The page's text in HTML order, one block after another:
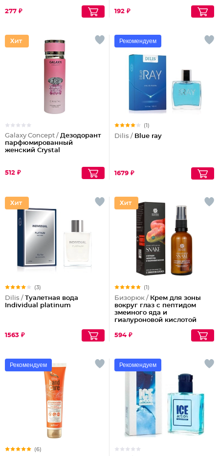
277 ₽ 192 ₽
Galaxy Concept / Дезодорант
парфюмированный
женский Crystal
512 ₽
Рекомендуем
(1)
Dilis / Blue ray
1679 ₽
(3)
Dilis / Туалетная вода
Individual platinum
1563 ₽
(1)
Бизорюк / Крем для зоны
вокруг глаз с пептидом
змеиного яда и
гиалуроновой кислотой
594 ₽
Рекомендуем
(6)
Рекомендуем